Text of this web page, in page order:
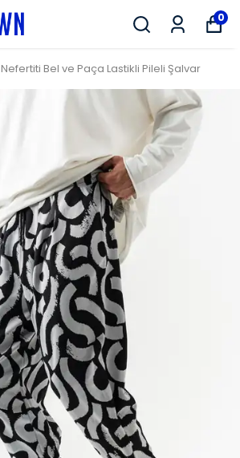
0
Nefertiti Bel ve Paça Lastikli Pileli Şalvar